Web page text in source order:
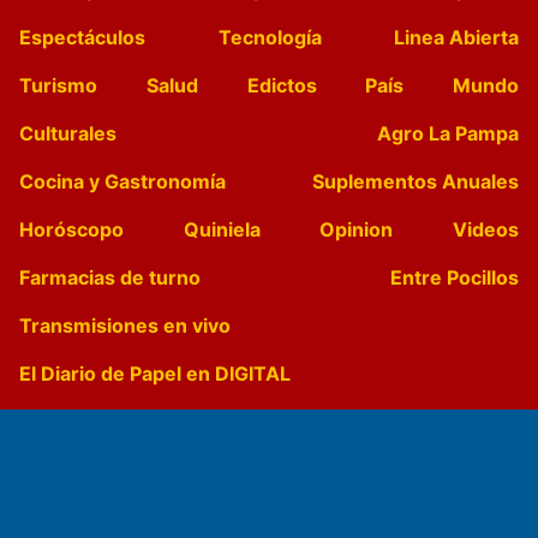
Espectáculos
Tecnología
Linea Abierta
Turismo
Salud Edictos País
Mundo
Culturales
Agro La Pampa
Cocina y Gastronomía
Suplementos Anuales
Horóscopo
Quiniela Opinion
Videos
Farmacias de turno
Entre Pocillos
Transmisiones en vivo
El Diario de Papel en DIGITAL